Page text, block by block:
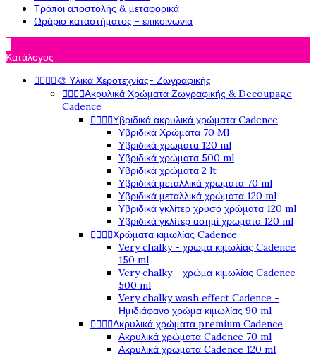
Τρόποι αποστολής & μεταφορικά
Ωράριο καταστήματος - επικοινωνία
Κατάλογος
🎨 Υλικά Χεροτεχνίας- Ζωγραφικής
Ακρυλικά Χρώματα Ζωγραφικής & Decoupage
Cadence
Υβριδικά ακρυλικά χρώματα Cadence
Υβριδικά Χρώματα 70 Ml
Υβριδικά χρώματα 120 ml
Υβριδικά χρώματα 500 ml
Υβριδικά χρώματα 2 lt
Υβριδικά μεταλλικά χρώματα 70 ml
Υβριδικά μεταλλικά χρώματα 120 ml
Υβριδικά γκλίτερ χρυσό χρώματα 120 ml
Υβριδικά γκλίτερ ασημί χρώματα 120 ml
Χρώματα κιμωλίας Cadence
Very chalky - χρώμα κιμωλίας Cadence
150 ml
Very chalky - χρώμα κιμωλίας Cadence
500 ml
Very chalky wash effect Cadence -
Ημιδιάφανο χρώμα κιμωλίας 90 ml
Ακρυλικά χρώματα premium Cadence
Ακρυλικά χρώματα Cadence 70 ml
Ακρυλικά χρώματα Cadence 120 ml